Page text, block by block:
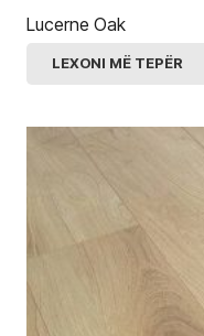
Lucerne Oak
LEXONI MË TEPËR